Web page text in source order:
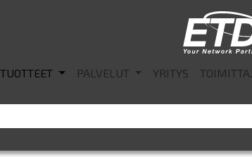
TUOTTEET PALVELUT YRITYS